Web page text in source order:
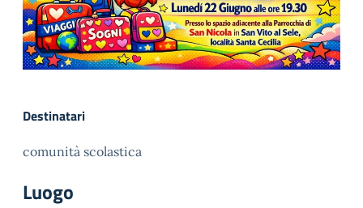
Destinatari
comunità scolastica
Luogo